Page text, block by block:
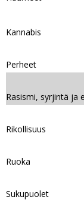
Kannabis
Perheet
Rasismi, syrjintä ja
Rikollisuus
Ruoka
Sukupuolet